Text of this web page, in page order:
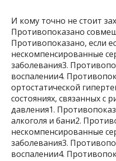
И кому точно не стоит
Противопоказано
Противопоказано, если
нескомпенсированные
заболевания3.
воспалении4.
ортостатической
состояниях, связанных с
давления1.
алкоголя и бани2.
нескомпенсированные
заболевания3.
воспалении4.